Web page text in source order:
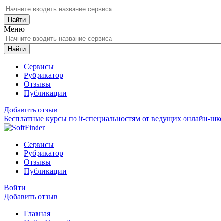
Найти
Меню
Найти
Сервисы
Рубрикатор
Отзывы
Публикации
Добавить отзыв
Бесплатные курсы по it-специальностям от ведущих онлайн-
Сервисы
Рубрикатор
Отзывы
Публикации
Войти
Добавить отзыв
Главная